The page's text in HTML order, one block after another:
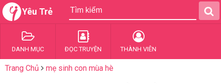
Yêu Trẻ
DANH MỤC ĐỌC TRUYỆN THÀNH VIÊN
Trang Chủ mẹ sinh con mùa hè